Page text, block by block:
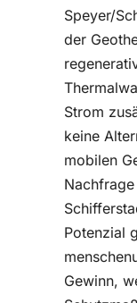
Speyer/
der
Strom
keine
mobilen
Potenzial
Gewinn,